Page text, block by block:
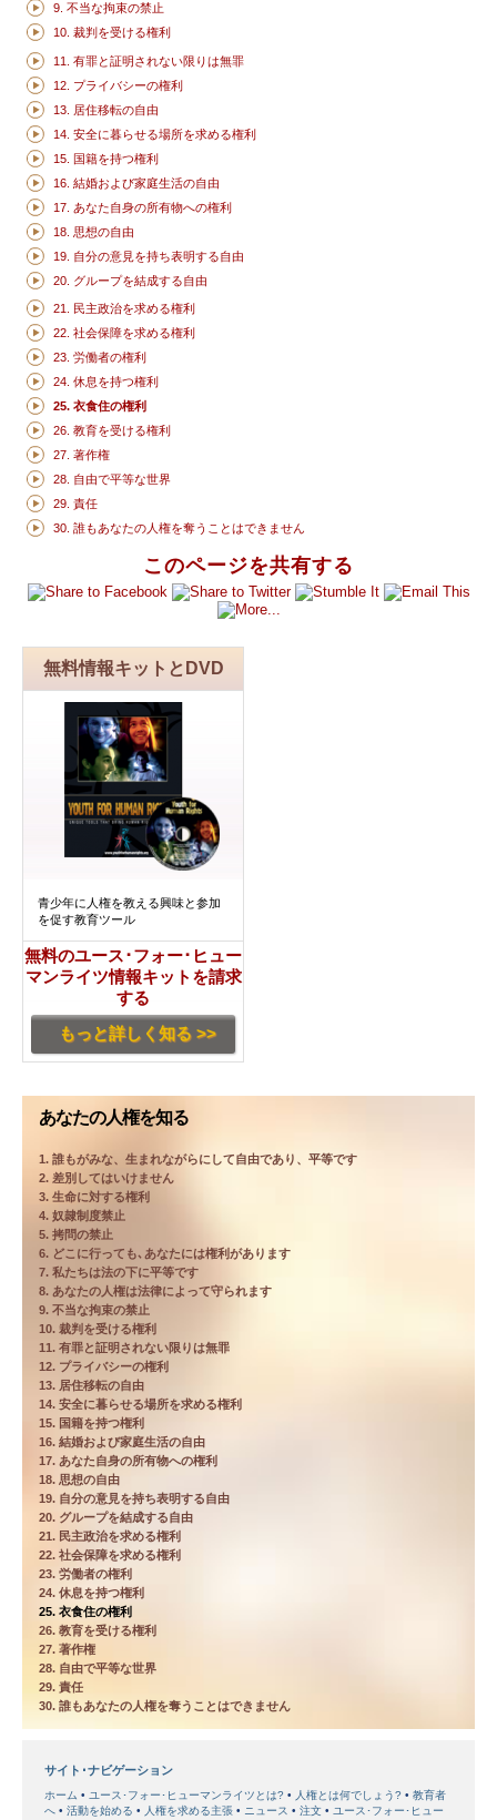
このページを共有する
無料情報キットとDVD
青少年に人権を教える興味と参加
を促す教育ツール
無料のユース･フォー･ヒュー
マンライツ情報キットを請求
する
もっと詳しく知る >>
あなたの人権を知る
1. 誰もがみな、生まれながらにして自由であり、平等です
2. 差別してはいけません
3. 生命に対する権利
4. 奴隷制度禁止
5. 拷問の禁止
6. どこに行っても､あなたには権利があります
7. 私たちは法の下に平等です
8. あなたの人権は法律によって守られます
9. 不当な拘束の禁止
10. 裁判を受ける権利
11. 有罪と証明されない限りは無罪
12. プライバシーの権利
13. 居住移転の自由
14. 安全に暮らせる場所を求める権利
15. 国籍を持つ権利
16. 結婚および家庭生活の自由
17. あなた自身の所有物への権利
18. 思想の自由
19. 自分の意見を持ち表明する自由
20. グループを結成する自由
21. 民主政治を求める権利
22. 社会保障を求める権利
23. 労働者の権利
24. 休息を持つ権利
25. 衣食住の権利
26. 教育を受ける権利
27. 著作権
28. 自由で平等な世界
29. 責任
30. 誰もあなたの人権を奪うことはできません
9. 不当な拘束の禁止
10. 裁判を受ける権利
11. 有罪と証明されない限りは無罪
12. プライバシーの権利
13. 居住移転の自由
14. 安全に暮らせる場所を求める権利
15. 国籍を持つ権利
16. 結婚および家庭生活の自由
17. あなた自身の所有物への権利
18. 思想の自由
19. 自分の意見を持ち表明する自由
20. グループを結成する自由
21. 民主政治を求める権利
22. 社会保障を求める権利
23. 労働者の権利
24. 休息を持つ権利
25. 衣食住の権利
26. 教育を受ける権利
27. 著作権
28. 自由で平等な世界
29. 責任
30. 誰もあなたの人権を奪うことはできません
サイト･ナビゲーション
ホーム ユース･フォー･ヒューマンライツとは? 人権とは何でしょう?
教育者
へ
活動を始める 人権を求める主張 ニュース 注文 ユース･フォー･ヒュー